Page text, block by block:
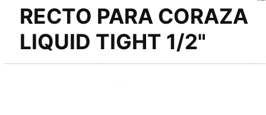
RECTO PARA CORAZA
LIQUID TIGHT 1/2"